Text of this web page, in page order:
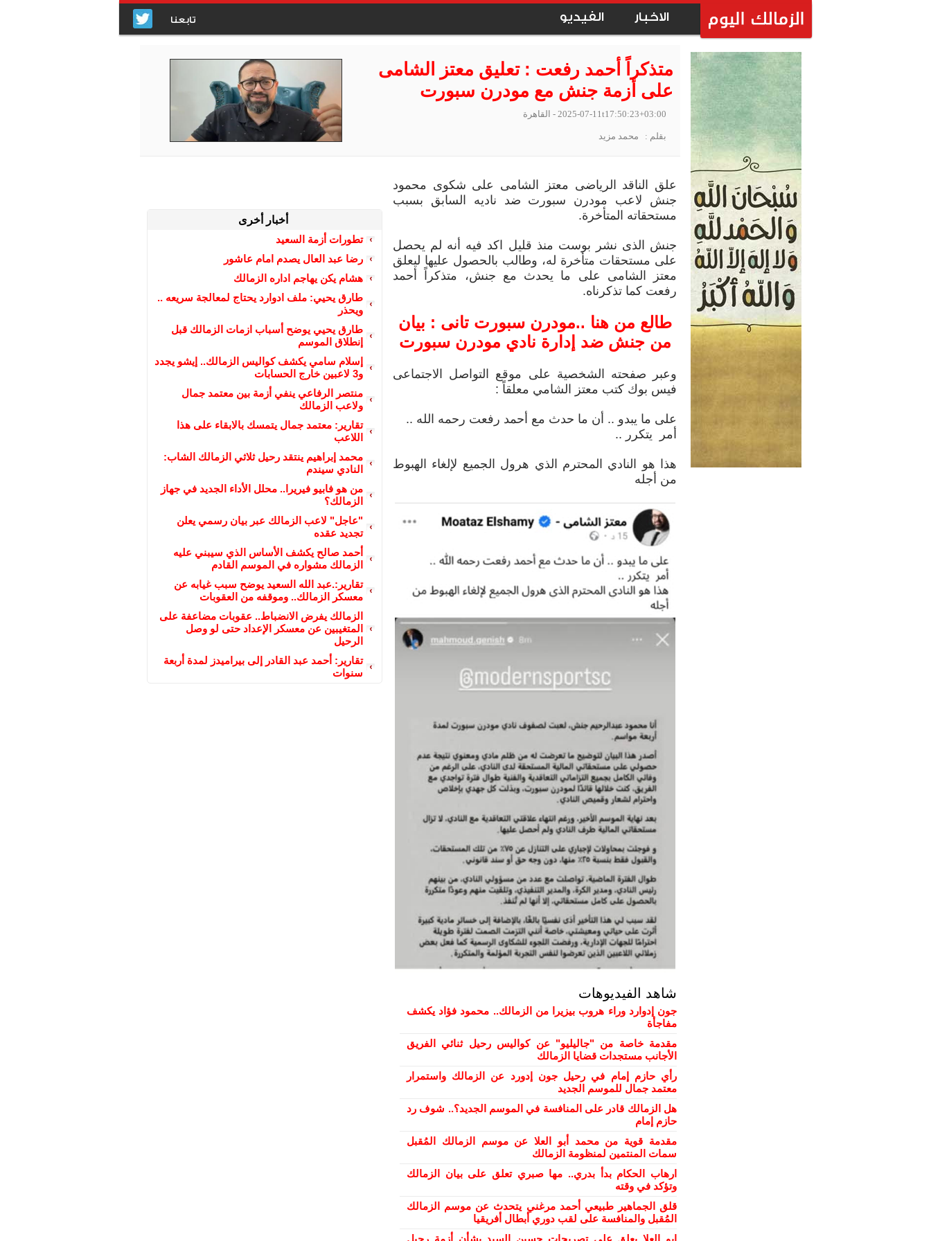
الاخبار الفيديو تابعنا
متذكراً أحمد رفعت : تعليق معتز الشامى
على أزمة جنش مع مودرن سبورت
2025-07-11t17:50:23+03:00 - القاهرة
بقلم : محمد مزيد
أخبار أخرى
تطورات أزمة السعيد
رضا عبد العال يصدم امام عاشور
هشام يكن يهاجم اداره الزمالك
طارق يحيي: ملف ادوارد يحتاج لمعالجة سريعه ..
ويحذر
طارق يحيي يوضح أسباب ازمات الزمالك قبل
إنطلاق الموسم
إسلام سامي يكشف كواليس الزمالك.. إيشو يجدد
و3 لاعبين خارج الحسابات
منتصر الرفاعي ينفي أزمة بين معتمد جمال
ولاعب الزمالك
تقارير: معتمد جمال يتمسك بالابقاء على هذا
اللاعب
محمد إبراهيم ينتقد رحيل ثلاثي الزمالك الشاب:
النادي سيندم
من هو فابيو فيريرا.. محلل الأداء الجديد في جهاز
الزمالك؟
"عاجل" لاعب الزمالك عبر بيان رسمي يعلن
تجديد عقده
أحمد صالح يكشف الأساس الذي سيبني عليه
الزمالك مشواره في الموسم القادم
تقارير:.عبد الله السعيد يوضح سبب غيابه عن
معسكر الزمالك.. وموقفه من العقوبات
الزمالك يفرض الانضباط.. عقوبات مضاعفة على
المتغيبين عن معسكر الإعداد حتى لو وصل
الرحيل
تقارير: أحمد عبد القادر إلى بيراميدز لمدة أربعة
سنوات
علق الناقد الرياضى معتز الشامى على شكوى محمود
جنش لاعب مودرن سبورت ضد ناديه السابق بسبب
مستحقاته المتأخرة.
جنش الذى نشر بوست منذ قليل اكد فيه أنه لم يحصل
على مستحقات متأخرة له، وطالب بالحصول عليها ليعلق
معتز الشامى على ما يحدث مع جنش، متذكراً أحمد
رفعت كما تذكرناه.
طالع من هنا ..مودرن سبورت تانى : بيان
من جنش ضد إدارة نادي مودرن سبورت
وعبر صفحته الشخصية على موقع التواصل الاجتماعى
فيس بوك كتب معتز الشامي معلقاً :
على ما يبدو .. أن ما حدث مع أحمد رفعت رحمه الله ..
أمر يتكرر ..
هذا هو النادي المحترم الذي هرول الجميع لإلغاء الهبوط
من أجله
شاهد الفيديوهات
جون إدوارد وراء هروب بيزيرا من الزمالك.. محمود فؤاد يكشف
مفاجأة
مقدمة خاصة من "جاليليو" عن كواليس رحيل ثنائي الفريق
الأجانب مستجدات قضايا الزمالك
رأي حازم إمام في رحيل جون إدورد عن الزمالك واستمرار
معتمد جمال للموسم الجديد
هل الزمالك قادر على المنافسة في الموسم الجديد؟.. شوف رد
حازم إمام
مقدمة قوية من محمد أبو العلا عن موسم الزمالك المُقبل
سمات المنتمين لمنظومة الزمالك
ارهاب الحكام بدأ بدري.. مها صبري تعلق على بيان الزمالك
وتؤكد في وقته
قلق الجماهير طبيعي أحمد مرغني يتحدث عن موسم الزمالك
المُقبل والمنافسة على لقب دوري أبطال أفريقيا
ابو العلا يعلق على تصريحات حسين السيد بشأن أزمة رحيل